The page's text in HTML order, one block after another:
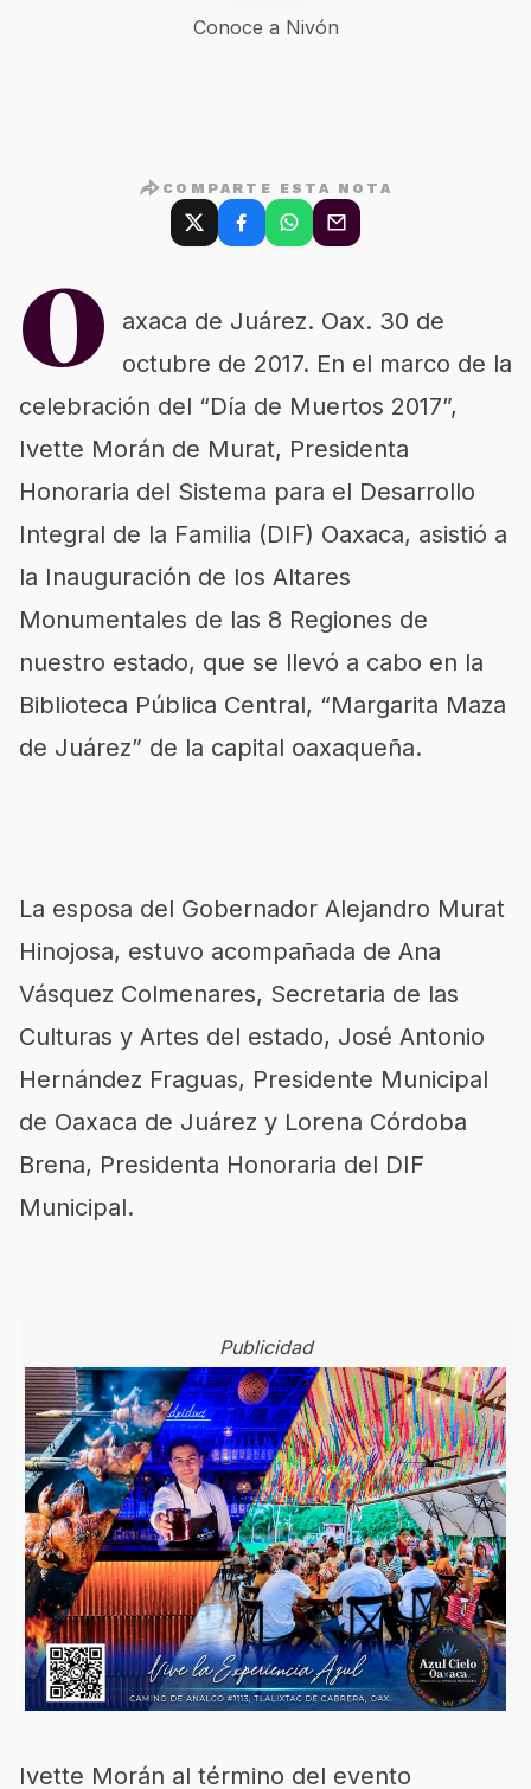
Conoce a Nivón
COMPARTE ESTA NOTA
O
axaca de Juárez. Oax. 30 de
octubre de 2017. En el marco de la
celebración del “Día de Muertos 2017”,
Ivette Morán de Murat, Presidenta
Honoraria del Sistema para el Desarrollo
Integral de la Familia (DIF) Oaxaca, asistió a
la Inauguración de los Altares
Monumentales de las 8 Regiones de
nuestro estado, que se llevó a cabo en la
Biblioteca Pública Central, “Margarita Maza
de Juárez” de la capital oaxaqueña.
La esposa del Gobernador Alejandro Murat
Hinojosa, estuvo acompañada de Ana
Vásquez Colmenares, Secretaria de las
Culturas y Artes del estado, José Antonio
Hernández Fraguas, Presidente Municipal
de Oaxaca de Juárez y Lorena Córdoba
Brena, Presidenta Honoraria del DIF
Municipal.
Publicidad
Ivette Morán al término del evento